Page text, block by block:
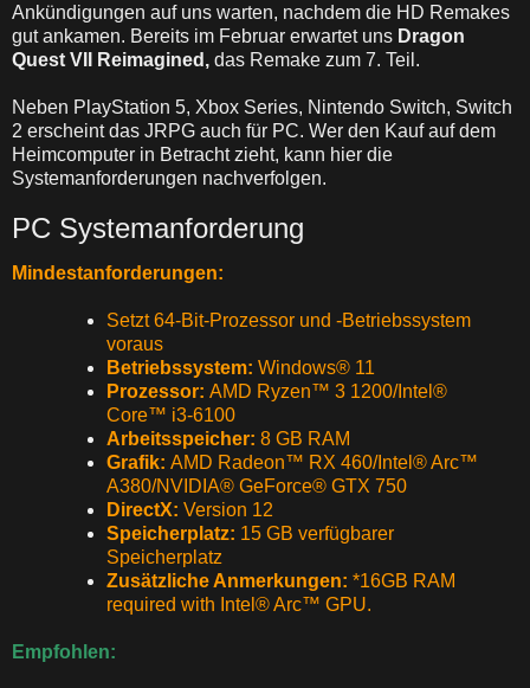
Ankündigungen auf uns warten, nachdem die HD Remakes
gut ankamen. Bereits im Februar erwartet uns Dragon
Quest VII Reimagined, das Remake zum 7. Teil.
Neben PlayStation 5, Xbox Series, Nintendo Switch, Switch
2 erscheint das JRPG auch für PC. Wer den Kauf auf dem
Heimcomputer in Betracht zieht, kann hier die
Systemanforderungen nachverfolgen.
PC Systemanforderung
Mindestanforderungen:
Setzt 64-Bit-Prozessor und -Betriebssystem
voraus
Betriebssystem: Windows® 11
Prozessor: AMD Ryzen™ 3 1200/Intel®
Core™ i3-6100
Arbeitsspeicher: 8 GB RAM
Grafik: AMD Radeon™ RX 460/Intel® Arc™
A380/NVIDIA® GeForce® GTX 750
DirectX: Version 12
Speicherplatz: 15 GB verfügbarer
Speicherplatz
Zusätzliche Anmerkungen: *16GB RAM
required with Intel® Arc™ GPU.
Empfohlen: